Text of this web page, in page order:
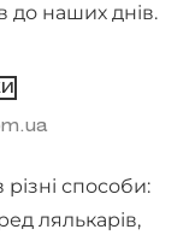
до наших днів.
способи:
лялькарів,